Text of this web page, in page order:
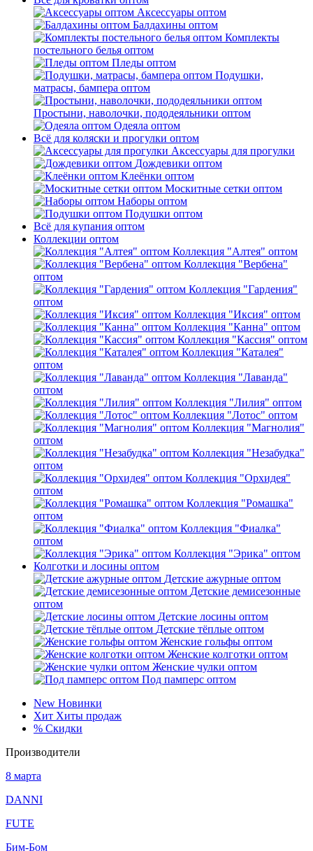
Аксессуары оптом
Балдахины оптом
Комплекты
постельного белья оптом
Пледы оптом
Подушки,
матрасы, бампера оптом
Простыни, наволочки, пододеяльники оптом
Одеяла оптом
Всё для коляски и прогулки оптом
Аксессуары для прогулки
Дождевики оптом
Клеёнки оптом
Москитные сетки оптом
Наборы оптом
Подушки оптом
Всё для купания оптом
Коллекции оптом
Коллекция "Алтея" оптом
Коллекция "Вербена"
оптом
Коллекция "Гардения"
оптом
Коллекция "Иксия" оптом
Коллекция "Канна" оптом
Коллекция "Кассия" оптом
Коллекция "Каталея"
оптом
Коллекция "Лаванда"
оптом
Коллекция "Лилия" оптом
Коллекция "Лотос" оптом
Коллекция "Магнолия"
оптом
Коллекция "Незабудка"
оптом
Коллекция "Орхидея"
оптом
Коллекция "Ромашка"
оптом
Коллекция "Фиалка"
оптом
Коллекция "Эрика" оптом
Колготки и лосины оптом
Детские ажурные оптом
Детские демисезонные
оптом
Детские лосины оптом
Детские тёплые оптом
Женские гольфы оптом
Женские колготки оптом
Женские чулки оптом
Под памперс оптом
New Новинки
Хит Хиты продаж
% Скидки
Производители
8 марта
DANNI
FUTE
Бим-Бом